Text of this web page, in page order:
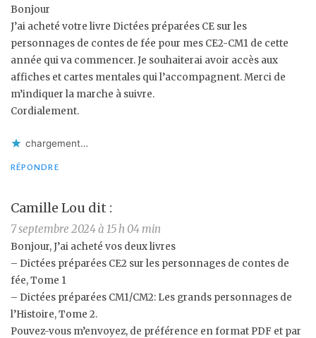
Bonjour
J’ai acheté votre livre Dictées préparées CE sur les
personnages de contes de fée pour mes CE2-CM1 de cette
année qui va commencer. Je souhaiterai avoir accès aux
affiches et cartes mentales qui l’accompagnent. Merci de
m’indiquer la marche à suivre.
Cordialement.
chargement…
RÉPONDRE
Camille Lou dit :
7 septembre 2024 à 15 h 04 min
Bonjour, J’ai acheté vos deux livres
– Dictées préparées CE2 sur les personnages de contes de
fée, Tome 1
– Dictées préparées CM1/CM2: Les grands personnages de
l’Histoire, Tome 2.
Pouvez-vous m’envoyez, de préférence en format PDF et par